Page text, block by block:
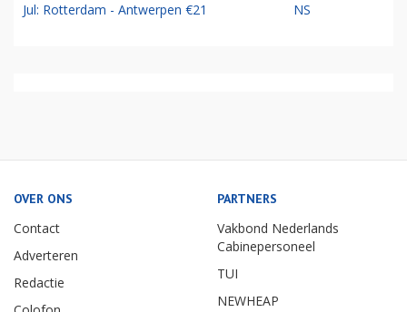
Jul: Rotterdam - Antwerpen €21 NS
OVER ONS
Contact
Adverteren
Redactie
PARTNERS
Vakbond Nederlands
Cabinepersoneel
TUI
NEWHEAP